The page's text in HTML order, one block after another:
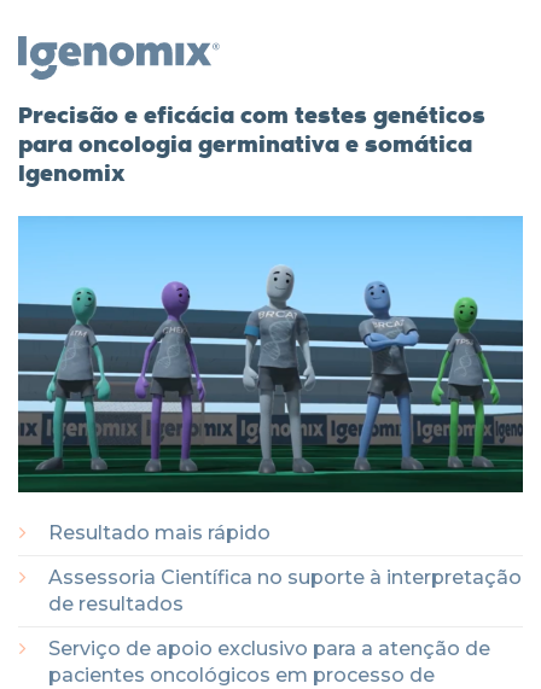
Precisão e eficácia com testes genéticos
para oncologia germinativa e somática
Igenomix
Resultado mais rápido
Assessoria Científica no suporte à interpretação
de resultados
Serviço de apoio exclusivo para a atenção de
pacientes oncológicos em processo de